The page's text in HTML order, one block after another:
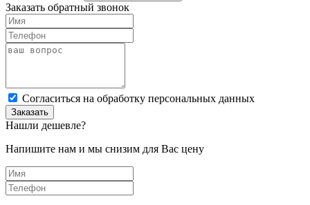
Заказать обратный звонок
Cогласиться на обработку персональных данных
Заказать
Нашли дешевле?
Напишите нам и мы снизим для Вас цену